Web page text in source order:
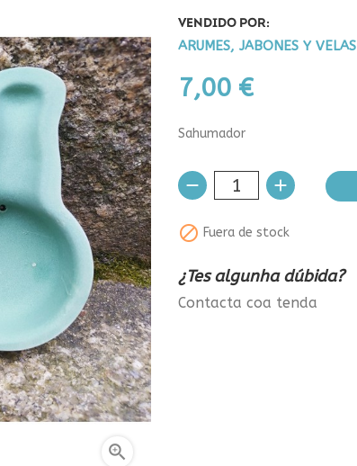

VENDIDO POR:
ARUMES, JABONES Y VELAS
7,00 €
Sahumador
 Fuera de stock
¿Tes algunha dúbida?
Contacta coa tenda